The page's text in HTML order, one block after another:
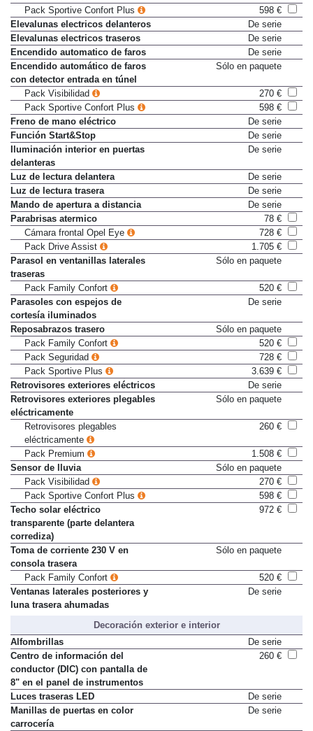
Climatizador bizona
437 €
Pack Sportive Confort Plus
598 €
Elevalunas electricos delanteros
De serie
Elevalunas electricos traseros
De serie
Encendido automatico de faros
De serie
Encendido automático de faros
con detector entrada en túnel
Pack Visibilidad
270 €
Pack Sportive Confort Plus
598 €
Freno de mano eléctrico
De serie
Función Start&Stop
De serie
Iluminación interior en puertas
delanteras
Luz de lectura delantera
De serie
Luz de lectura trasera
De serie
Mando de apertura a distancia
De serie
Parabrisas atermico
78 €
Cámara frontal Opel Eye
728 €
Pack Drive Assist
1.705 €
Parasol en ventanillas laterales
traseras
Pack Family Confort
520 €
Parasoles con espejos de
cortesía iluminados
Reposabrazos trasero
Sólo en paquete
Pack Family Confort
520 €
Pack Seguridad
728 €
Pack Sportive Plus
3.639 €
Retrovisores exteriores eléctricos
De serie
Retrovisores exteriores plegables
eléctricamente
Retrovisores plegables
eléctricamente
Pack Premium
1.508 €
Sensor de lluvia
Sólo en paquete
Pack Visibilidad
270 €
Pack Sportive Confort Plus
598 €
Techo solar eléctrico
transparente (parte delantera
corrediza)
Toma de corriente 230 V en
consola trasera
Pack Family Confort
520 €
Ventanas laterales posteriores y
Decoración exterior e interior
Alfombrillas
De serie
Centro de información del
conductor (DIC) con pantalla de
8" en el panel de instrumentos
Luces traseras LED
De serie
Manillas de puertas en color